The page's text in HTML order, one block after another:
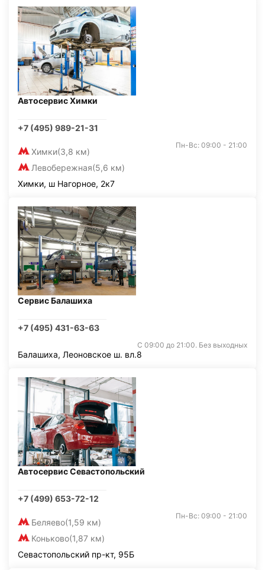
Автосервис Химки
+7 (495) 989-21-31
Химки(3,8 км)
Левобережная(5,6 км)
Пн-Вс: 09:00 - 21:00
Химки, ш Нагорное, 2к7
Сервис Балашиха
+7 (495) 431-63-63
С 09:00 до 21:00. Без выходных
Балашиха, Леоновское ш. вл.8
Автосервис Севастопольский
+7 (499) 653-72-12
Беляево(1,59 км)
Коньково(1,87 км)
Пн-Вс: 09:00 - 21:00
Севастопольский пр-кт, 95Б